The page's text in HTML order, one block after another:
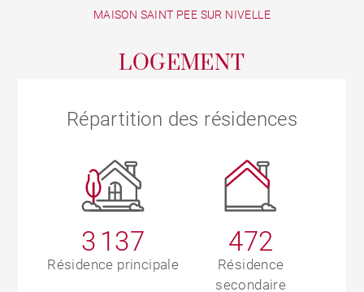
MAISON SAINT PEE SUR NIVELLE
LOGEMENT
Répartition des résidences
3 137
Résidence principale
472
Résidence
secondaire